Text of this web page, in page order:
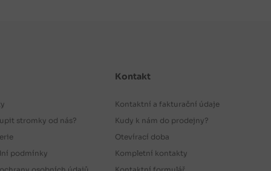
stromky od nás?
podmínky
Kontakt
Kontaktní a fakturační údaje
Kudy k nám do prodejny?
Otevírací doba
Kompletní kontakty